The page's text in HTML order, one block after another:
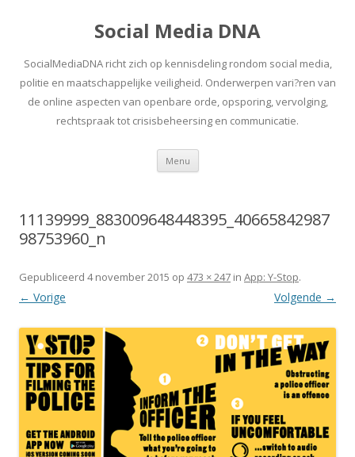
Social Media DNA
SocialMediaDNA richt zich op kennisdeling rondom social media,
politie en maatschappelijke veiligheid. Onderwerpen vari?ren van
de online aspecten van openbare orde, opsporing, vervolging,
rechtspraak tot crisisbeheersing en communicatie.
Menu Spring
inhoud
11139999_883009648448395_40665842987
98753960_n
Gepubliceerd 4 november 2015 op 473 × 247 in App: Y-Stop.
← Vorige Volgende →